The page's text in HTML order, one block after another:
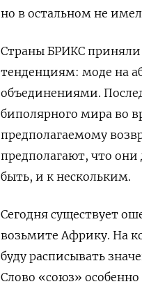
но в остальном не
Страны БРИКС приняли
тенденциям: моде на
объединениями.
биполярного мира во
предполагаемому
предполагают, что
быть, и к нескольким.
Сегодня существует
возьмите Африку. На
буду расписывать
Слово «союз»